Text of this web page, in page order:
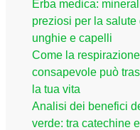
Erba medica:
preziosi per la salute
unghie e capelli
Come la respirazione
consapevole può
la tua vita
Analisi dei benefici
verde: tra catechine e